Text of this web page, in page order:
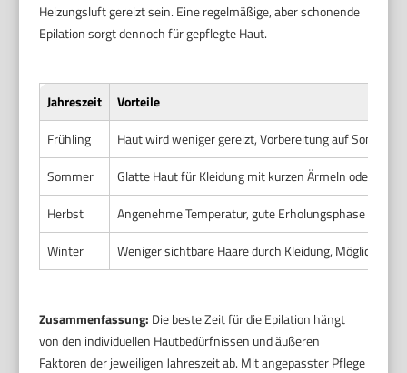
Heizungsluft gereizt sein. Eine regelmäßige, aber schonende
Epilation sorgt dennoch für gepflegte Haut.
Jahreszeit
Vorteile
Frühling
Haut wird weniger gereizt, Vorbereitung auf
Sommer
Glatte Haut für Kleidung mit kurzen Ärmeln oder
Herbst
Angenehme Temperatur, gute Erholungsphase für
Winter
Weniger sichtbare Haare durch Kleidung, Möglichkeit
Zusammenfassung: Die beste Zeit für die Epilation hängt
von den individuellen Hautbedürfnissen und äußeren
Faktoren der jeweiligen Jahreszeit ab. Mit angepasster Pflege